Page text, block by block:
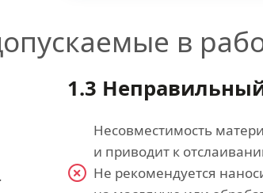
в
1.3
Несовместимость
и приводит к
Не рекомендуется